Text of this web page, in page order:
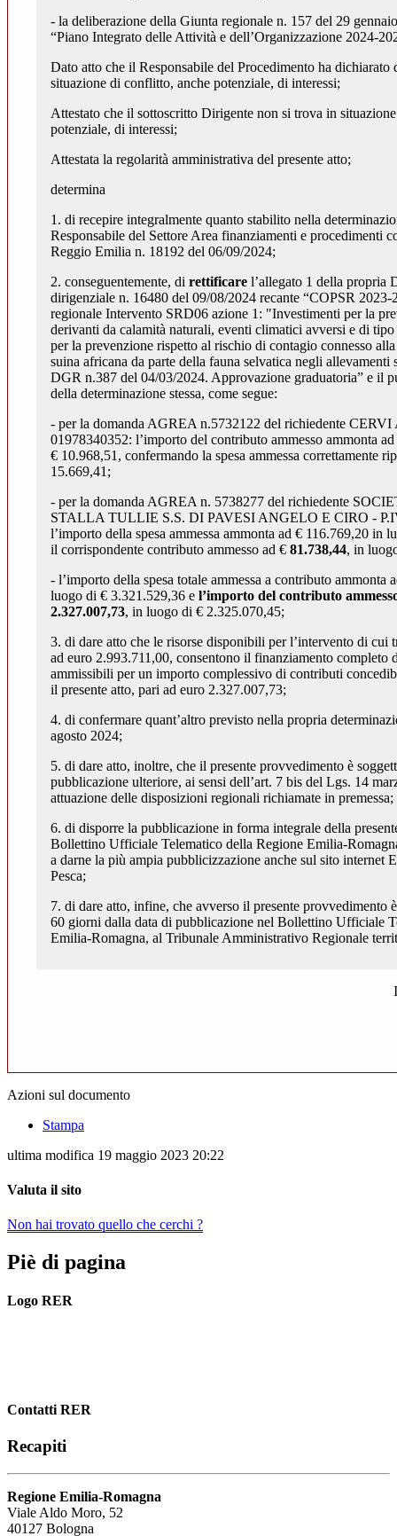
- la deliberazione della Giunta regionale n. 157 del 29
“Piano Integrato delle Attività e dell’Organizzazione 2024-
Dato atto che il Responsabile del Procedimento ha dichiarato
situazione di conflitto, anche potenziale, di interessi;
Attestato che il sottoscritto Dirigente non si trova in
potenziale, di interessi;
Attestata la regolarità amministrativa del presente atto;
determina
1. di recepire integralmente quanto stabilito nella
Responsabile del Settore Area finanziamenti e procedimenti
Reggio Emilia n. 18192 del 06/09/2024;
2. conseguentemente, di rettificare l’allegato 1 della propria
dirigenziale n. 16480 del 09/08/2024 recante “COPSR
regionale Intervento SRD06 azione 1: "Investimenti per la
derivanti da calamità naturali, eventi climatici avversi e di
per la prevenzione rispetto al rischio di contagio connesso
suina africana da parte della fauna selvatica negli
DGR n.387 del 04/03/2024. Approvazione graduatoria” e il
della determinazione stessa, come segue:
- per la domanda AGREA n.5732122 del richiedente
01978340352: l’importo del contributo ammesso ammonta
€ 10.968,51, confermando la spesa ammessa correttamente
15.669,41;
- per la domanda AGREA n. 5738277 del richiedente
STALLA TULLIE S.S. DI PAVESI ANGELO E CIRO -
l’importo della spesa ammessa ammonta ad € 116.769,20 in
il corrispondente contributo ammesso ad € 81.738,44, in
- l’importo della spesa totale ammessa a contributo ammonta
luogo di € 3.321.529,36 e l’importo del contributo
2.327.007,73, in luogo di € 2.325.070,45;
3. di dare atto che le risorse disponibili per l’intervento di cui
ad euro 2.993.711,00, consentono il finanziamento completo
ammissibili per un importo complessivo di contributi
il presente atto, pari ad euro 2.327.007,73;
4. di confermare quant’altro previsto nella propria
agosto 2024;
5. di dare atto, inoltre, che il presente provvedimento è
pubblicazione ulteriore, ai sensi dell’art. 7 bis del Lgs. 14
attuazione delle disposizioni regionali richiamate in premessa;
6. di disporre la pubblicazione in forma integrale della
Bollettino Ufficiale Telematico della Regione Emilia-
a darne la più ampia pubblicizzazione anche sul sito internet
Pesca;
7. di dare atto, infine, che avverso il presente provvedimento
60 giorni dalla data di pubblicazione nel Bollettino Ufficiale
Emilia-Romagna, al Tribunale Amministrativo Regionale
Azioni sul documento
Stampa
ultima modifica 19 maggio 2023 20:22
Valuta il sito
Non hai trovato quello che cerchi ?
Piè di pagina
Logo RER
Contatti RER
Recapiti
Regione Emilia-Romagna
Viale Aldo Moro, 52
40127 Bologna